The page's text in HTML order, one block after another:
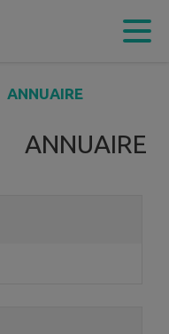
ANNUAIRE
ANNUAIRE